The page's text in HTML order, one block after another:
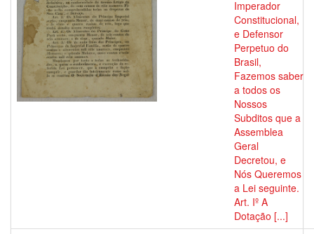
Imperador
Constitucional,
e Defensor
Perpetuo do
Brasil,
Fazemos saber
a todos os
Nossos
Subditos que a
Assemblea
Geral
Decretou, e
Nós Queremos
a Lei seguinte.
Art. Iº A
Dotação [...]